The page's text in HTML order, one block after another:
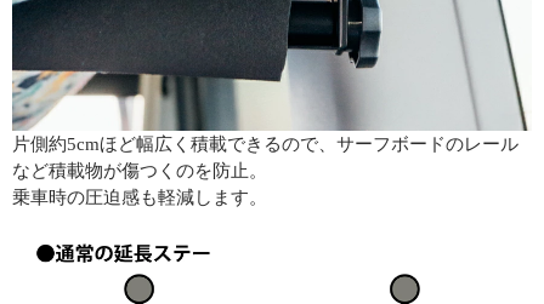
片側約5cmほど幅広く積載できるので、サーフボードのレール
など積載物が傷つくのを防止。
乗車時の圧迫感も軽減します。